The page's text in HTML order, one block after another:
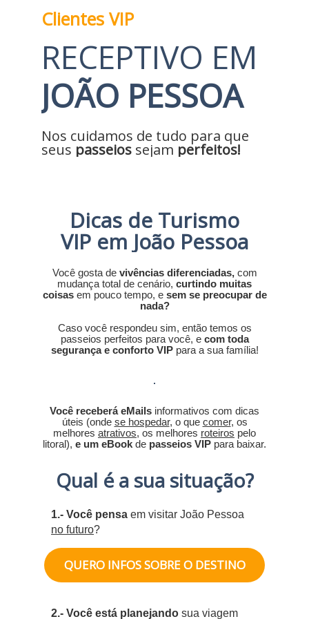
Clientes VIP
RECEPTIVO EM
JOÃO PESSOA
Nos cuidamos de tudo para que
seus passeios sejam perfeitos!
Dicas de Turismo
VIP em João Pessoa
Você gosta de vivências diferenciadas,com
mudança total de cenário, curtindo muitas
coisasem pouco tempo, e sem se preocupar de
nada?
Caso você respondeu sim, então temos os
passeios perfeitos para você, e com toda
segurança e conforto VIPpara a sua família!
Você receberá eMails informativos com dicas
úteis (onde se hospedar, o que comer, os
melhores atrativos, os melhores roteiros pelo
litoral), e um eBook de passeios VIP para baixar.
Qual é a sua situação?
1.- Você pensa em visitar João Pessoa
no futuro?
QUERO INFOS SOBRE O DESTINO
2.- Você está planejando sua viagem